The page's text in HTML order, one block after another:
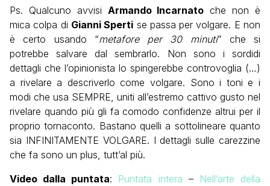
Ps. Qualcuno avvisi Armando Incarnato che non è
mica colpa di Gianni Sperti se passa per volgare. E non
è certo usando “metafore per 30 minuti” che si
potrebbe salvare dal sembrarlo. Non sono i sordidi
dettagli che l’opinionista lo spingerebbe controvoglia (…)
a rivelare a descriverlo come volgare. Sono i toni e i
modi che usa SEMPRE, uniti all’estremo cattivo gusto nel
rivelare quando più gli fa comodo confidenze altrui per il
proprio tornaconto. Bastano quelli a sottolineare quanto
sia INFINITAMENTE VOLGARE. I dettagli sulle carezzine
che fa sono un plus, tutt’al più.
Video dalla puntata: Puntata intera – Nell’arte della